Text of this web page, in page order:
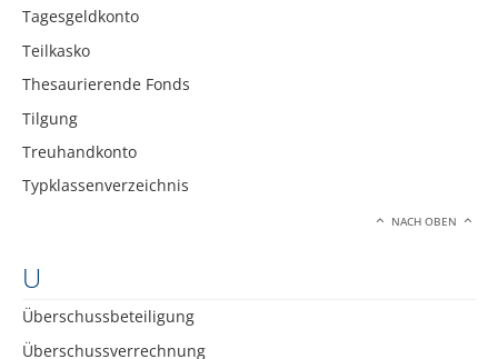
Tagesgeldkonto
Teilkasko
Thesaurierende Fonds
Tilgung
Treuhandkonto
Typklassenverzeichnis
NACH OBEN
U
Überschussbeteiligung
Überschussverrechnung